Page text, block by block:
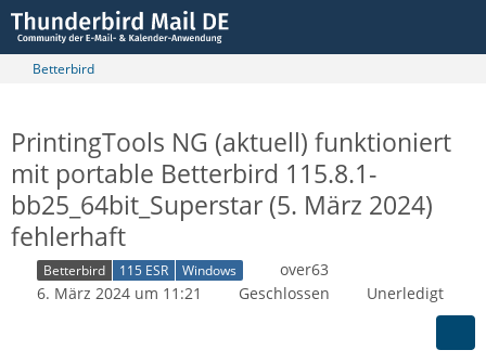
Betterbird
PrintingTools NG (aktuell) funktioniert
mit portable Betterbird 115.8.1-
bb25_64bit_Superstar (5. März 2024)
fehlerhaft
Betterbird 115 ESR Windows
over63
6. März 2024 um 11:21
Geschlossen Unerledigt